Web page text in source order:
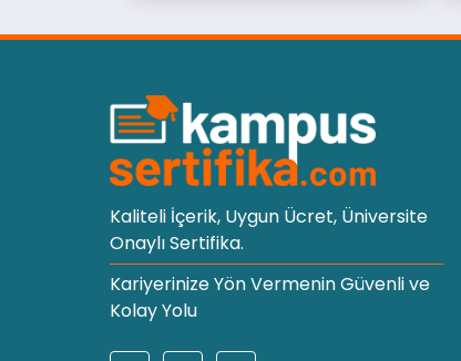
Kaliteli İçerik, Uygun Ücret, Üniversite
Onaylı Sertifika.
Kariyerinize Yön Vermenin Güvenli ve
Kolay Yolu